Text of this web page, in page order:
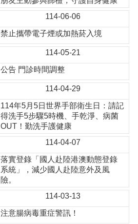
114-06-06
禁止攜帶電子煙或加熱菸入境
114-05-21
公告 門診時間調整
114-04-29
114年5月5日世界手部衛生日：請記
得洗手5步驟5時機、手乾淨、病菌
OUT！勤洗手護健康
114-04-07
落實登錄「國人赴陸港澳動態登錄
系統」，減少國人赴陸意外及風
險。
114-03-13
注意腸病毒重症警訊！